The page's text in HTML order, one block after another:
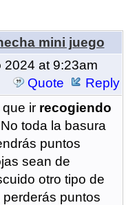
mini juego
2024 at 9:23am
Quote
Reply
ir recogiendo
toda la basura
puntos
sean de
otro tipo de
puntos